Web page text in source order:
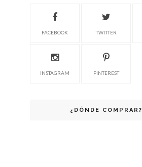
FACEBOOK TWITTER
INSTAGRAM PINTEREST
¿DÓNDE COMPRAR?